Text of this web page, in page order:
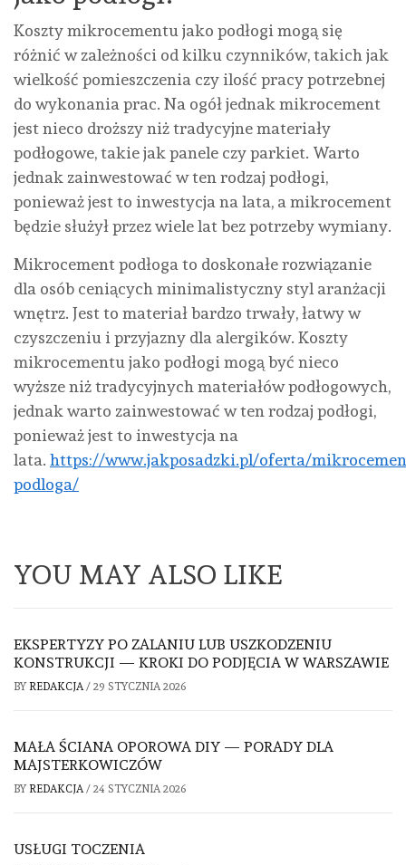
Koszty mikrocementu jako podłogi mogą się
różnić w zależności od kilku czynników, takich jak
wielkość pomieszczenia czy ilość pracy potrzebnej
do wykonania prac. Na ogół jednak mikrocement
jest nieco droższy niż tradycyjne materiały
podłogowe, takie jak panele czy parkiet. Warto
jednak zainwestować w ten rodzaj podłogi,
ponieważ jest to inwestycja na lata, a mikrocement
będzie służył przez wiele lat bez potrzeby wymiany.
Mikrocement podłoga to doskonałe rozwiązanie
dla osób ceniących minimalistyczny styl aranżacji
wnętrz. Jest to materiał bardzo trwały, łatwy w
czyszczeniu i przyjazny dla alergików. Koszty
mikrocementu jako podłogi mogą być nieco
wyższe niż tradycyjnych materiałów podłogowych,
jednak warto zainwestować w ten rodzaj podłogi,
ponieważ jest to inwestycja na
lata. https://www.jakposadzki.pl/oferta/
podloga/
YOU MAY ALSO LIKE
EKSPERTYZY PO ZALANIU LUB USZKODZENIU
KONSTRUKCJI — KROKI DO PODJĘCIA W WARSZAWIE
BY REDAKCJA / 29 STYCZNIA 2026
MAŁA ŚCIANA OPOROWA DIY — PORADY DLA
MAJSTERKOWICZÓW
BY REDAKCJA / 24 STYCZNIA 2026
USŁUGI TOCZENIA